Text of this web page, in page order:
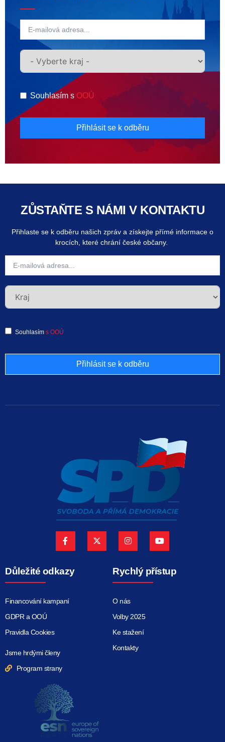
Souhlasím s OOÚ
Přihlásit se k odběru
ZŮSTAŇTE S NÁMI V KONTAKTU
Přihlaste se k odběru našich zpráv a získejte přímé informace o
krocích, které chrání české občany.
Souhlasím s OOÚ
Přihlásit se k odběru
Důležité odkazy
Financování kampaní
GDPR a OOÚ
Pravidla Cookies
Jsme hrdými členy
Program strany
Rychlý přístup
O nás
Volby 2025
Ke stažení
Kontakty